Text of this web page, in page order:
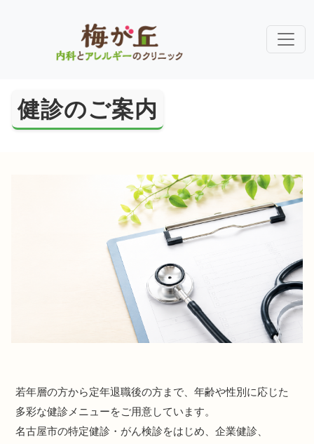
健診のご案内
若年層の方から定年退職後の方まで、年齢や性別に応じた
多彩な健診メニューをご用意しています。
名古屋市の特定健診・がん検診をはじめ、企業健診、